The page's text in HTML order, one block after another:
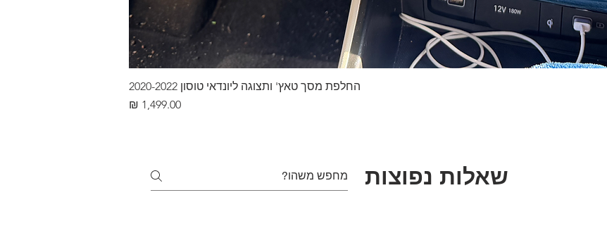
החלפת מסך טאץ' ותצוגה ליונדאי טוסון 2020-2022
מחיר
שאלות נפוצות